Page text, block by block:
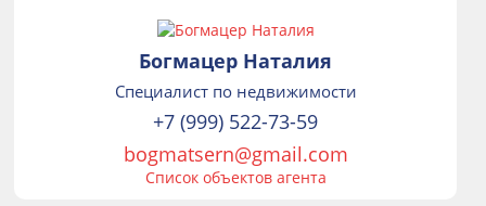
Богмацер Наталия
Специалист по недвижимости
+7 (999) 522-73-59
bogmatsern@gmail.com
Список объектов агента